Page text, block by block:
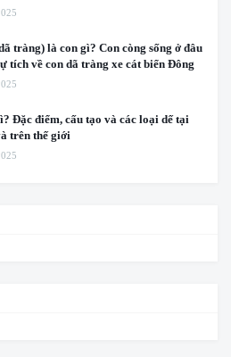
tràng) là con gì? Con còng sống ở đâu
tích về con dã tràng xe cát biển Đông
Đặc điểm, cấu tạo và các loại dế tại
trên thế giới